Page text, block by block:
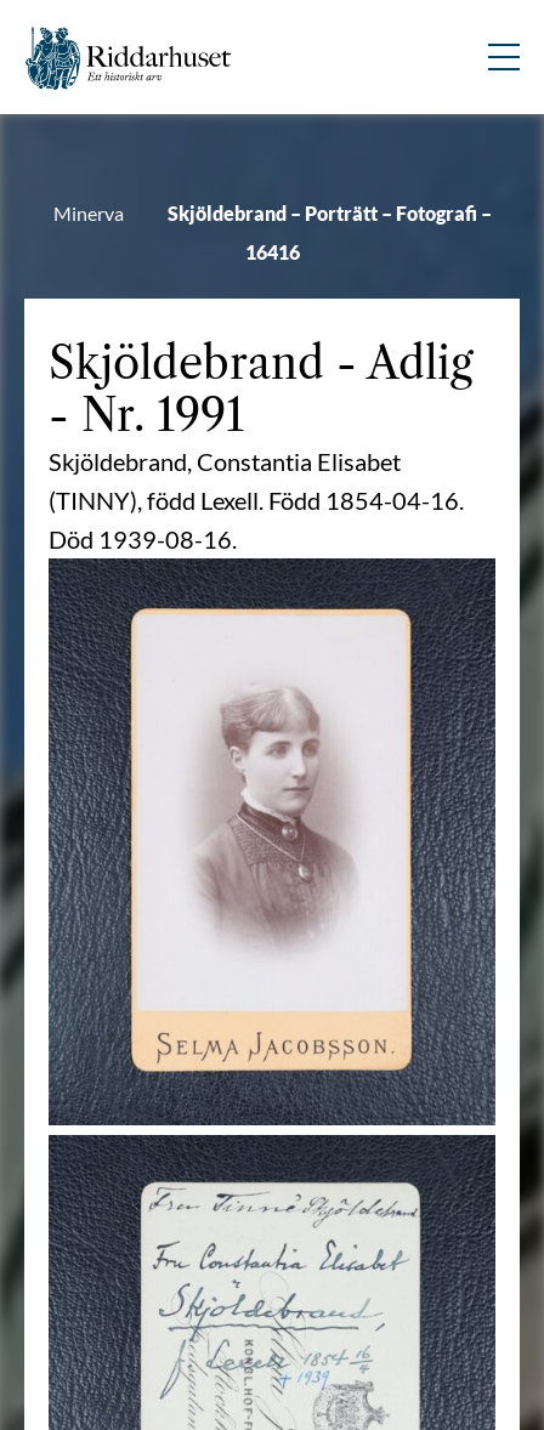
Minerva
Skjöldebrand – Porträtt – Fotografi –
16416
Skjöldebrand - Adlig
- Nr. 1991
Skjöldebrand, Constantia Elisabet
(TINNY), född Lexell. Född 1854-04-16.
Död 1939-08-16.